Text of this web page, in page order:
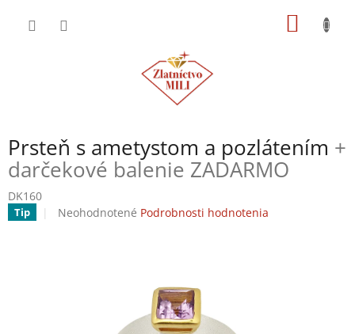
Prsteň s ametystom a pozlátením +
darčekové balenie ZADARMO
DK160
Tip
Priemerné
Neohodnotené Podrobnosti hodnotenia